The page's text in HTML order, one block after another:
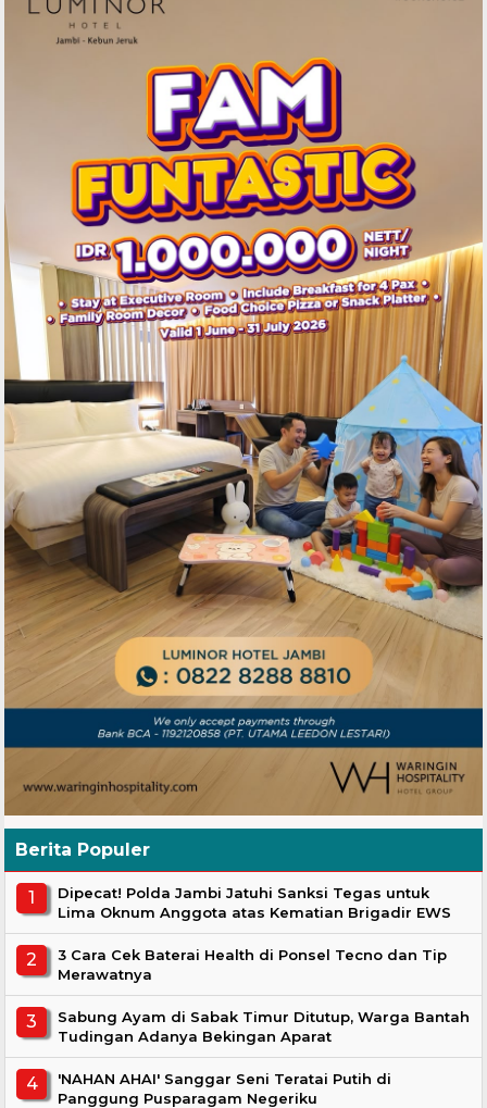
Berita Populer
Dipecat! Polda Jambi Jatuhi Sanksi Tegas untuk
Lima Oknum Anggota atas Kematian Brigadir EWS
3 Cara Cek Baterai Health di Ponsel Tecno dan Tip
Merawatnya
Sabung Ayam di Sabak Timur Ditutup, Warga Bantah
Tudingan Adanya Bekingan Aparat
'NAHAN AHAI' Sanggar Seni Teratai Putih di
Panggung Pusparagam Negeriku